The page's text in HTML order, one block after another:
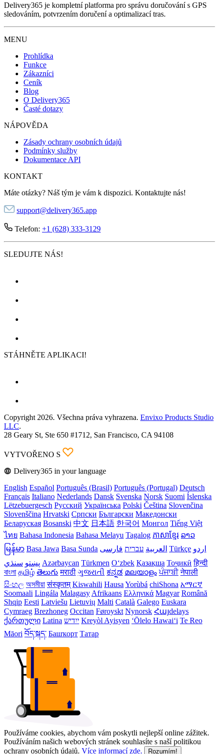
Delivery365 je kompletní platforma pro správu doručování s GPS
sledováním, potvrzením doručení a optimalizací tras.
MENU
Prohlídka
Funkce
Zákazníci
Ceník
Blog
O Delivery365
Časté dotazy
NÁPOVĚDA
Zásady ochrany osobních údajů
Podmínky služby
Dokumentace API
KONTAKT
Máte otázky? Náš tým je vám k dispozici. Kontaktujte nás!
support@delivery365.app
Telefon: +1 (628) 333-3129
SLEDUJTE NÁS!
STÁHNĚTE APLIKACI!
Copyright 2026. Všechna práva vyhrazena. Envixo Products Studio
LLC.
28 Geary St, Ste 650 #1712, San Francisco, CA 94108
VYTVOŘENO S
Delivery365 in your language
English Español Português (Brasil) Português (Portugal) Deutsch
Français Italiano Nederlands Dansk Svenska Norsk Suomi Íslenska
Lëtzebuergesch Русский Українська Polski Čeština Slovenčina
Slovenščina Hrvatski Српски Български Македонски
Беларуская Bosanski 中文 日本語 한국어 Монгол Tiếng Việt
ไทย Bahasa Indonesia Bahasa Melayu Tagalog ភាសាខ្មែរ ລາວ
မြန်မာ Basa Jawa Basa Sunda العربية עברית فارسی Türkçe اردو
پښتو سنڌي Azərbaycan Türkmen Oʻzbek Қазақша Тоҷикӣ हिन्दी
বাংলা தமிழ் తెలుగు मराठी ગુજરાતી ಕನ್ನಡ മലയാളം ਪੰਜਾਬੀ नेपाली
සිංහල অসমীয়া संस्कृतम् Kiswahili Hausa Yorùbá chiShona አማርኛ
Soomaali Lingála Malagasy Afrikaans Ελληνικά Magyar Română
Shqip Eesti Latviešu Lietuvių Malti Català Galego Euskara
Cymraeg Brezhoneg Occitan Føroyskt Nynorsk Հայdelays
ქართული Latina ייִדיש Kreyòl Ayisyen ʻŌlelo Hawaiʻi Te Reo
Māori བོད་སྐད་ Башҡорт Татар
Používáme cookies, abychom vám poskytli nejlepší online zážitek.
Používáním našich webových stránek souhlasíte s naší politikou
ochrany osobních údajů. Více informací zde. Rozumím!